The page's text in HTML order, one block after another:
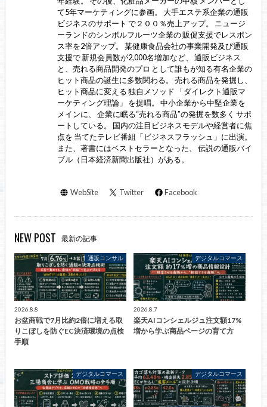
て5年マーケティングに参画。 大手エステ系企業の通販
ビジネスのサポート で２００％売上アップ。 ニュージ
ーランドのシンボルフルーツ企業の 販促支援でレスポン
ス率を2倍アップ。 某健康食品会社の事業開発及び通販
支援で 新規会員数が2,000名増加など、 通販ビジネス
と、売れる商品開発のプロ として誰もが知る有名企業の
ヒット商品の誕生に多数関わる。 売れる商品を発掘し、
ヒット商品に変える 独自メソッド 「ダイレクト通販マ
ーケティング理論」 を提唱。 中小企業から中堅企業を
メインに、 企業に眠る“売れる商品”の発掘を数多く サポ
ートしている。 国内の注目ビジネスモデルや経営者に焦
点を 当てたテレビ番組「ビジネスフラッシュ」に出演。
また、著書にはベストセラーとなった、 伝説の通販バイ
ブル（日本経済新聞出版社）がある。
WebSite Twitter Facebook
NEW POST 最新の記事
通販コンサル
2026.8.8
お盆商戦で7月比約2倍に増える取
りこぼしを防ぐEC決済環境の点検
手順
デジタルコマース
2026.8.7
楽天AIコンシェルジュ注文額17%
増から学ぶ商品ページの育て方
デジタルコマース デジタルコマース